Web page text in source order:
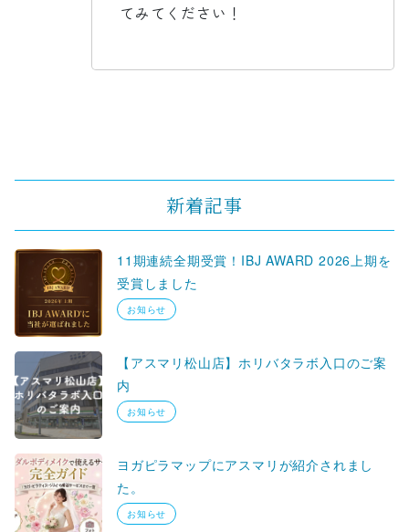
てみてください！
新着記事
11期連続全期受賞！IBJ AWARD 2026上期を
受賞しました
お知らせ
【アスマリ松山店】ホリバタラボ入口のご案
内
お知らせ
ヨガピラマップにアスマリが紹介されまし
た。
お知らせ